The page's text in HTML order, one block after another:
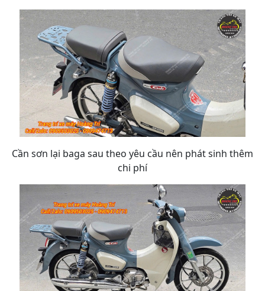
Cần sơn lại baga sau theo yêu cầu nên phát sinh thêm
chi phí